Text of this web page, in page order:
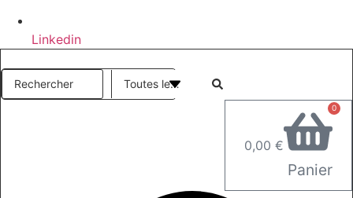
Linkedin
Search
0,00 €
0
Panier